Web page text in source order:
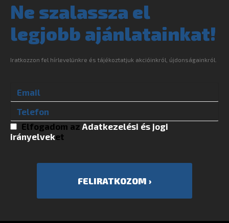
Ne szalassza el
legjobb ajánlatainkat!
Iratkozzon fel hírlevelünkre és tájékoztatjuk akcióinkról, újdonságainkról.
Elfogadom az Adatkezelési és jogi
irányelveket